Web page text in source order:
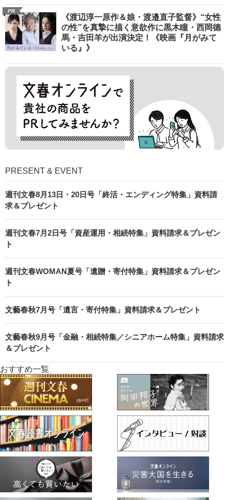
PR
《渡辺淳一原作＆娘・渡邉直子監督》“女性
の性”を真摯に描く意欲作に黒木瞳・西岡德
馬・吉田羊が出演決定！《映画『月がみて
いる』》
PRESENT & EVENT
週刊文春8月13日・20日号「終活・エンディング特集」資料請
求＆プレゼント
週刊文春7月2日号「資産運用・相続特集」資料請求＆プレゼン
ト
週刊文春WOMAN夏号「遺贈・寄付特集」資料請求＆プレゼン
ト
文藝春秋7月号「遺言・寄付特集」資料請求＆プレゼント
文藝春秋9月号「金融・相続特集／シニアホーム特集」資料請求
＆プレゼント
おすすめ一覧